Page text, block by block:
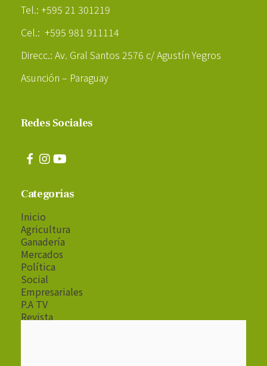
Tel.: +595 21 301219
Cel.: +595 981 911114
Direcc.: Av. Gral Santos 2576 c/ Agustín Yegros
Asunción – Paraguay
Redes Sociales
Categorías
Inicio
Agricultura
Ganadería
Mercados
Política
Social
Empresariales
P.A TV
Revista